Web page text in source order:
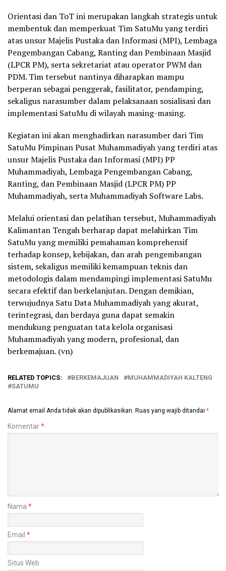
Orientasi dan ToT ini merupakan langkah strategis untuk
membentuk dan memperkuat Tim SatuMu yang terdiri
atas unsur Majelis Pustaka dan Informasi (MPI), Lembaga
Pengembangan Cabang, Ranting dan Pembinaan Masjid
(LPCR PM), serta sekretariat atau operator PWM dan
PDM. Tim tersebut nantinya diharapkan mampu
berperan sebagai penggerak, fasilitator, pendamping,
sekaligus narasumber dalam pelaksanaan sosialisasi dan
implementasi SatuMu di wilayah masing-masing.
Kegiatan ini akan menghadirkan narasumber dari Tim
SatuMu Pimpinan Pusat Muhammadiyah yang terdiri atas
unsur Majelis Pustaka dan Informasi (MPI) PP
Muhammadiyah, Lembaga Pengembangan Cabang,
Ranting, dan Pembinaan Masjid (LPCR PM) PP
Muhammadiyah, serta Muhammadiyah Software Labs.
Melalui orientasi dan pelatihan tersebut, Muhammadiyah
Kalimantan Tengah berharap dapat melahirkan Tim
SatuMu yang memiliki pemahaman komprehensif
terhadap konsep, kebijakan, dan arah pengembangan
sistem, sekaligus memiliki kemampuan teknis dan
metodologis dalam mendampingi implementasi SatuMu
secara efektif dan berkelanjutan. Dengan demikian,
terwujudnya Satu Data Muhammadiyah yang akurat,
terintegrasi, dan berdaya guna dapat semakin
mendukung penguatan tata kelola organisasi
Muhammadiyah yang modern, profesional, dan
berkemajuan. (vn)
RELATED TOPICS: BERKEMAJUAN
MUHAMMADIYAH KALTENG
SATUMU
Alamat email Anda tidak akan dipublikasikan. Ruas yang wajib ditandai *
Komentar*
Nama *
Email *
Situs Web